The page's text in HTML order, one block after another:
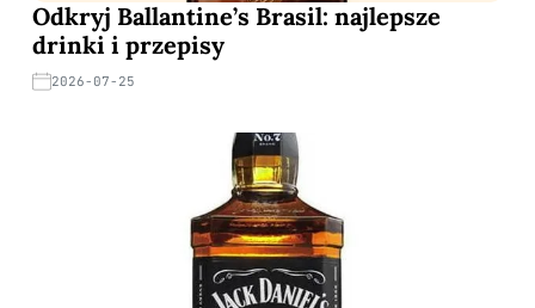
Odkryj Ballantine’s Brasil: najlepsze
drinki i przepisy
2026-07-25